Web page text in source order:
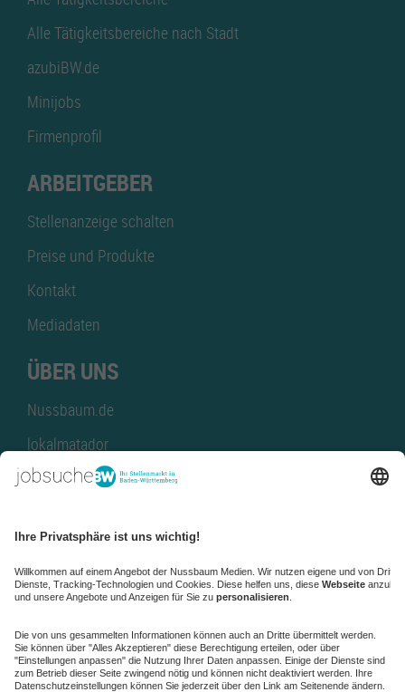
Alle Tätigkeitsbereiche nach Stadt
azubiBW.de
Minijobs
Firmenprofil
ARBEITGEBER
Stellenanzeige schalten
Preise und Produkte
Kontakt
Mediadaten
ÜBER UNS
Nussbaum.de
lokalmatador
kaufinBW
NussbaumID
Nussbaum Medien
de.jobble.org